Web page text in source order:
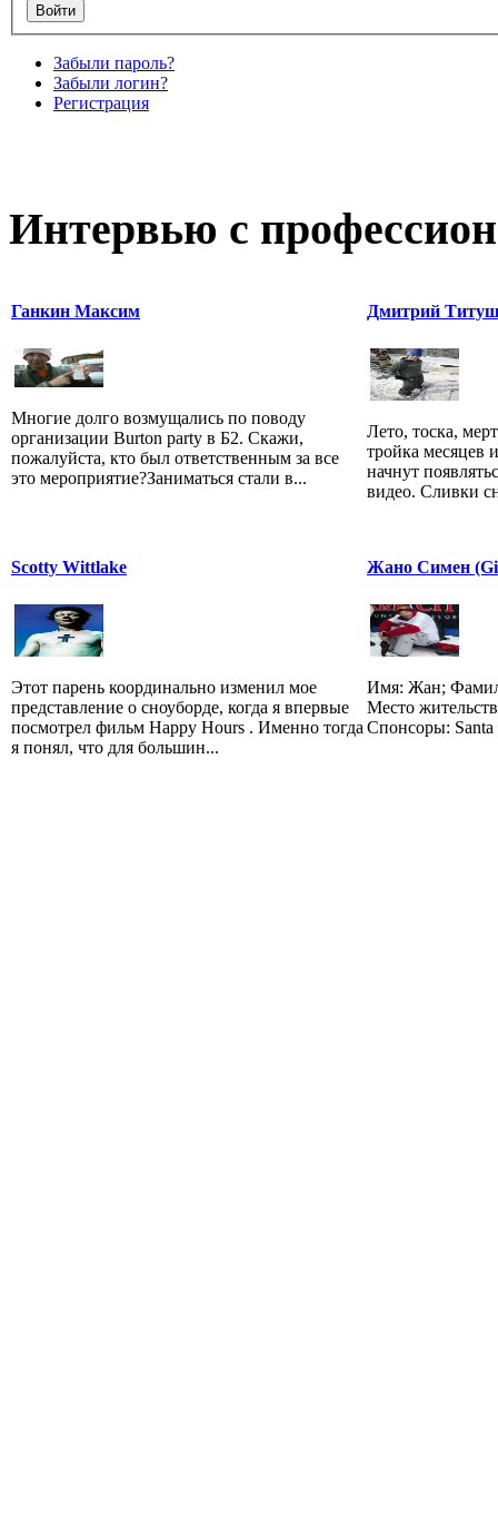
Забыли пароль?
Забыли логин?
Регистрация
Интервью с
Ганкин Максим
Многие долго возмущались по поводу
организации Burton party в Б2. Скажи,
пожалуйста, кто был ответственным за все
это мероприятие?Заниматься стали в...
Дмитрий
Лето, тоска,
тройка месяцев
начнут
видео. Сливки
Scotty Wittlake
Этот парень координально изменил мое
представление о сноуборде, когда я впервые
посмотрел фильм Happy Hours . Именно тогда
я понял, что для большин...
Жано Симен
Имя: Жан;
Место
Спонсоры: Santa